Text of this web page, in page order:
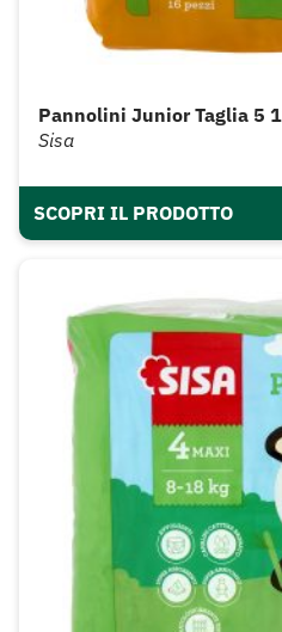
Pannolini Junior Taglia 5
Sisa
SCOPRI IL PRODOTTO